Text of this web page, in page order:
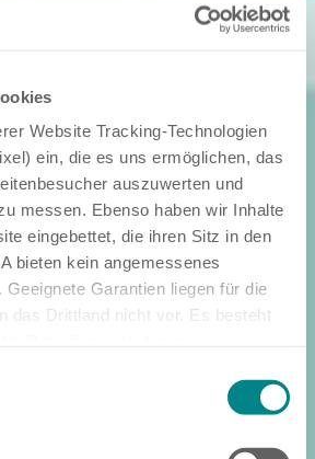
Website Tracking-Technologien
ein, die es uns ermöglichen, das
auszuwerten und
messen. Ebenso haben wir Inhalte
eingebettet, die ihren Sitz in den
bieten kein angemessenes
Garantien liegen für die
das Drittland nicht vor. Es besteht
Dienstleister können Daten für
Informationen finden Sie in